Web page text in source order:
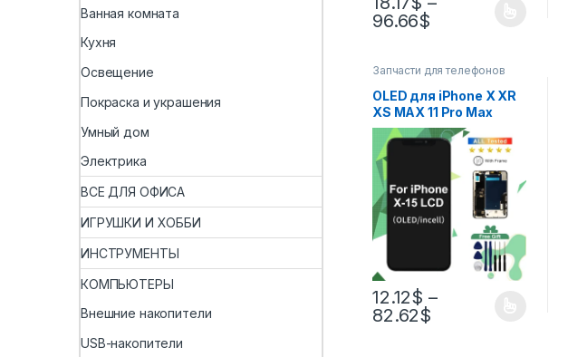
96.66$
Запчасти для телефонов
OLED для iPhone X XR
XS MAX 11 Pro Max
Дисплей iP 12 Pro Max
Сенсорный
дигитайзер для
iPhone 13 Pro Max 14
Plus 12 MINI 15 ЖК-
дисплей
12.12$ –
82.62$
Ванная комната
Кухня
Освещение
Покраска и украшения
Умный дом
Электрика
ВСЕ ДЛЯ ОФИСА
ИГРУШКИ И ХОББИ
ИНСТРУМЕНТЫ
КОМПЬЮТЕРЫ
Внешние накопители
USB-накопители